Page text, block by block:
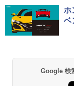
ホ
ベ
Google 検